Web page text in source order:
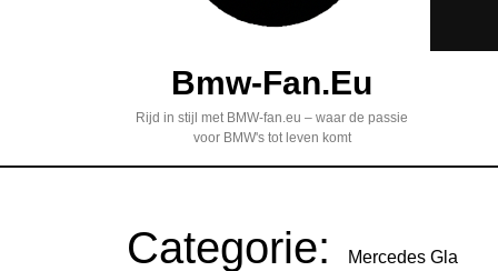
Bmw-Fan.eu
Rijd in stijl met BMW-fan.eu – waar de passie
voor BMW's tot leven komt
Categorie: Mercedes Gla